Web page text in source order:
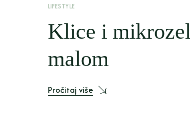
LIFESTYLE
Klice i
malom
Pročitaj više